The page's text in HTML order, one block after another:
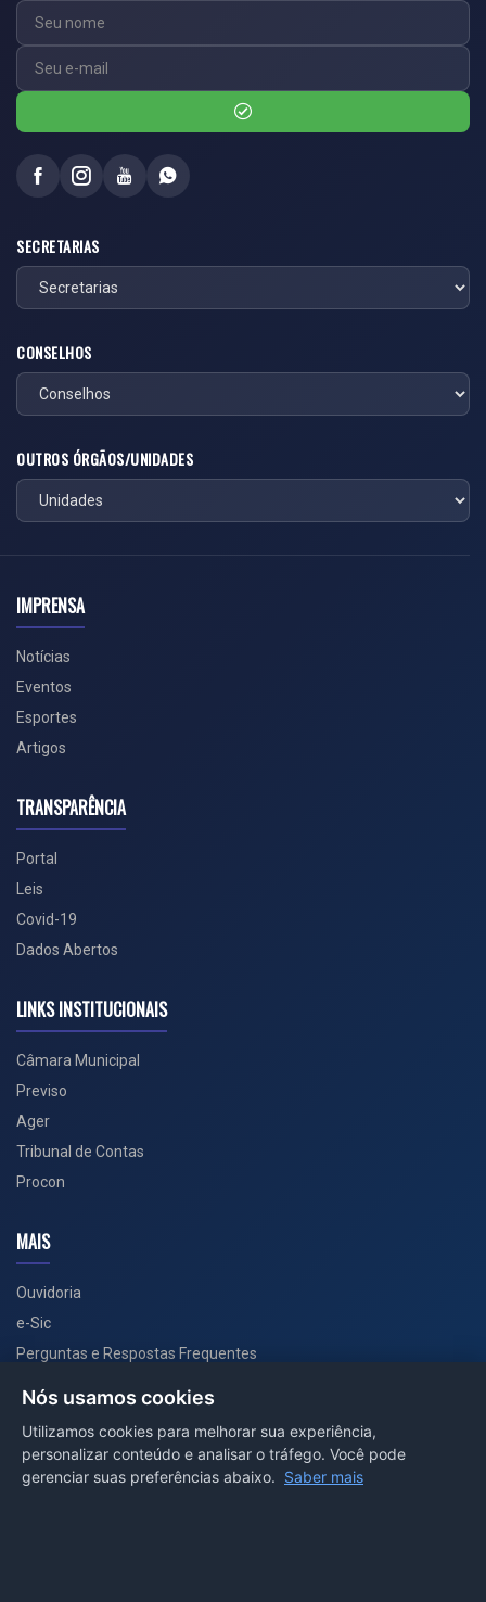
SECRETARIAS
CONSELHOS
OUTROS ÓRGÃOS/UNIDADES
IMPRENSA
Notícias
Eventos
Esportes
Artigos
TRANSPARÊNCIA
Portal
Leis
Covid-19
Dados Abertos
LINKS INSTITUCIONAIS
Câmara Municipal
Previso
Ager
Tribunal de Contas
Procon
MAIS
Ouvidoria
e-Sic
Perguntas e Respostas Frequentes
PORTAL COVID-19
Nós usamos cookies
Utilizamos cookies para melhorar sua experiência,
personalizar conteúdo e analisar o tráfego. Você pode
gerenciar suas preferências abaixo. Saber mais